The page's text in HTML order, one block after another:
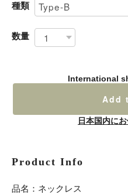
種類
数量
International
Add
日本国内に
Product Info
品名：ネックレス